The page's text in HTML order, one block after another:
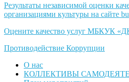
Результаты независимой оценки
организациями культуры на сайте
Оцените качество услуг МБКУК
Противодействие Коррупции
О нас
КОЛЛЕКТИВЫ